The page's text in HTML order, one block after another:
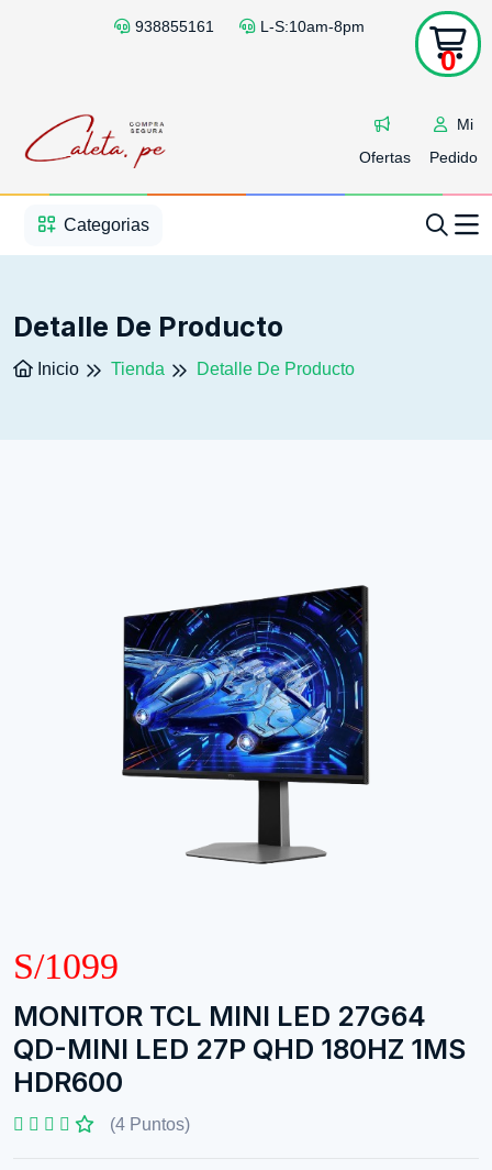
938855161 L-S:10am-8pm
Ofertas
Mi
Pedido
0
Categorias
Detalle De Producto
Inicio Tienda Detalle De Producto
S/1099
MONITOR TCL MINI LED 27G64
QD-MINI LED 27P QHD 180HZ 1MS
HDR600
(4 Puntos)